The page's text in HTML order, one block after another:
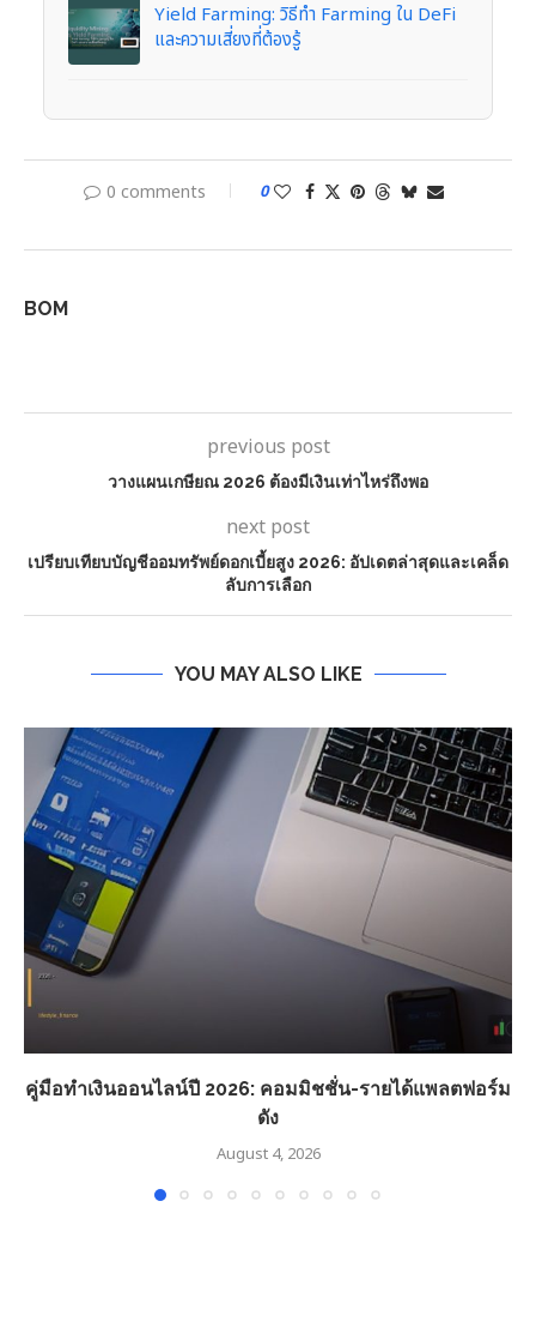
Yield Farming: วิธีทำ Farming ใน DeFi
และความเสี่ยงที่ต้องรู้
0 comments 0
BOM
previous post
วางแผนเกษียณ 2026 ต้องมีเงินเท่าไหร่ถึงพอ
next post
เปรียบเทียบบัญชีออมทรัพย์ดอกเบี้ยสูง 2026: อัปเดตล่าสุดและเคล็ด
ลับการเลือก
YOU MAY ALSO LIKE
คู่มือทำเงินออนไลน์ปี 2026: คอมมิชชั่น-รายได้แพลตฟอร์ม
ดัง
August 4, 2026